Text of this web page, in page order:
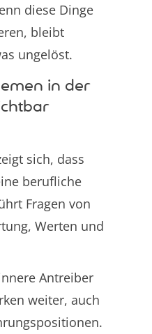
diese Dinge
bleibt
ungelöst.
in der
sich, dass
berufliche
Fragen von
Werten und
Antreiber
weiter, auch